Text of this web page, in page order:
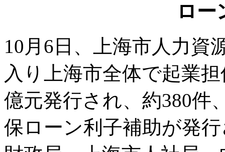
ロー
10月6日、上海市人力資
入り上海市全体で起業
億元発行され、約380件
保ローン利子補助が発